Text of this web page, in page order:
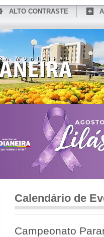
ALTO CONTRASTE
CONHEÇA MEDIANEIRA
Calendário de
Campeonato